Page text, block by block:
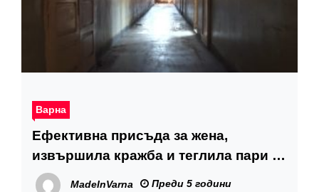
Варна
Ефективна присъда за жена,
извършила кражба и теглила пари от
чужди банкови карти
MadeInVarna Преди 5 години